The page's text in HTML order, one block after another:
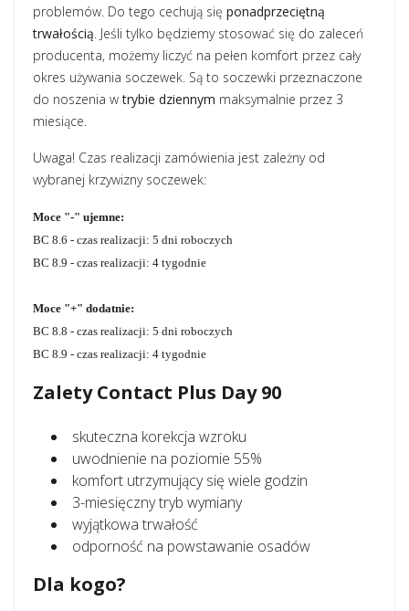
problemów. Do tego cechują się ponadprzeciętną
trwałością. Jeśli tylko będziemy stosować się do zaleceń
producenta, możemy liczyć na pełen komfort przez cały
okres używania soczewek. Są to soczewki przeznaczone
do noszenia wtrybie dziennym maksymalnie przez 3
miesiące.
Uwaga! Czas realizacji zamówienia jest zależny od
wybranej krzywizny soczewek:
Moce "-" ujemne:
BC 8.6 - czas realizacji: 5 dni roboczych
BC 8.9 - czas realizacji: 4 tygodnie
Moce "+" dodatnie:
BC 8.8 - czas realizacji: 5 dni roboczych
BC 8.9 - czas realizacji: 4 tygodnie
Zalety Contact Plus Day 90
skuteczna korekcja wzroku
uwodnienie na poziomie 55%
komfort utrzymujący się wiele godzin
3-miesięczny tryb wymiany
wyjątkowa trwałość
odporność na powstawanie osadów
Dla kogo?